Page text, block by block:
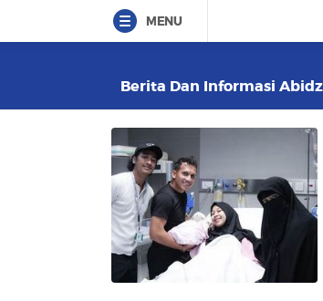
MENU
Berita Dan Informasi